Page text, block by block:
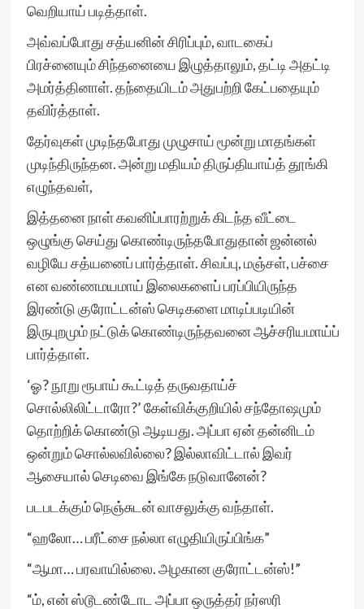
வெறியாய் படித்தாள்.
அவ்வப்போது சத்யனின் சிரிப்பும், வாடகைப்
பிரச்னையும் சிந்தனையை இழுத்தாலும், தட்டி அதட்டி
அமர்த்தினாள். தந்தையிடம் அதுபற்றி கேட்பதையும்
தவிர்த்தாள்.
தேர்வுகள் முடிந்தபோது முழுசாய் மூன்று மாதங்கள்
முடிந்திருந்தன. அன்று மதியம் திருப்தியாய்த் தூங்கி
எழுந்தவள்,
இத்தனை நாள் கவனிப்பாரற்றுக் கிடந்த வீட்டை
ஒழுங்கு செய்து கொண்டிருந்தபோதுதான் ஜன்னல்
வழியே சத்யனைப் பார்த்தாள். சிவப்பு, மஞ்சள், பச்சை
என வண்ணமயமாய் இலைகளைப் பரப்பியிருந்த
இரண்டு குரோட்டன்ஸ் செடிகளை மாடிப்படியின்
இருபுறமும் நட்டுக் கொண்டிருந்தவனை ஆச்சரியமாய்ப்
பார்த்தாள்.
‘ஓ? நூறு ரூபாய் கூட்டித் தருவதாய்ச்
சொல்லிலிட்டாரோ?’ கேள்விக்குறியில் சந்தோஷமும்
தொற்றிக் கொண்டு ஆடியது. அப்பா ஏன் தன்னிடம்
ஒன்றும் சொல்லவில்லை? இல்லாவிட்டால் இவர்
ஆசையால் செடிவை இங்கே நடுவானேன்?
படபடக்கும் நெஞ்சுடன் வாசலுக்கு வந்தாள்.
“ஹலோ… பரீட்சை நல்லா எழுதியிருப்பிங்க”
“ஆமா… பரவாயில்லை. அழகான குரோட்டன்ஸ்!”
“ம், என் ஸ்டூடண்டோட அப்பா ஒருத்தர் நர்ஸரி